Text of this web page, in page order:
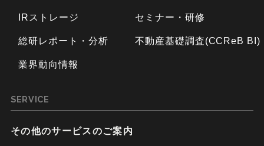
IRストレージ
総研レポート・分析
業界動向情報
セミナー・研修
不動産基礎調査(CCReB BI)
SERVICE
その他のサービスのご案内